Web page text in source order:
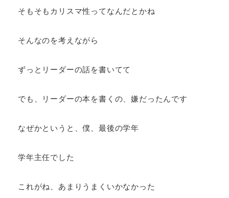
そもそもカリスマ性ってなんだとかね
そんなのを考えながら
ずっとリーダーの話を書いてて
でも、リーダーの本を書くの、嫌だったんです
なぜかというと、僕、最後の学年
学年主任でした
これがね、あまりうまくいかなかった